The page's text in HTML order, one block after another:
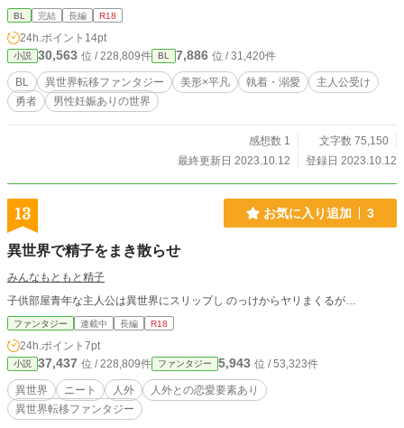
BL 完結 長編 R18
24h.ポイント 14pt
小説 30,563 位 / 228,809件 BL 7,886 位 / 31,420件
BL 異世界転移ファンタジー 美形×平凡 執着・溺愛
主人公受け
勇者
男性妊娠ありの世界
感想数 1
文字数 75,150
最終更新日 2023.10.12
登録日 2023.10.12
13 お気に入り追加 3
異世界で精子をまき散らせ
みんなもともと精子
子供部屋青年な主人公は異世界にスリップし のっけからヤリまくるが…
ファンタジー 連載中 長編 R18
24h.ポイント 7pt
小説 37,437 位 / 228,809件 ファンタジー 5,943 位 / 53,323件
異世界 ニート 人外
人外との恋愛要素あり
異世界転移ファンタジー